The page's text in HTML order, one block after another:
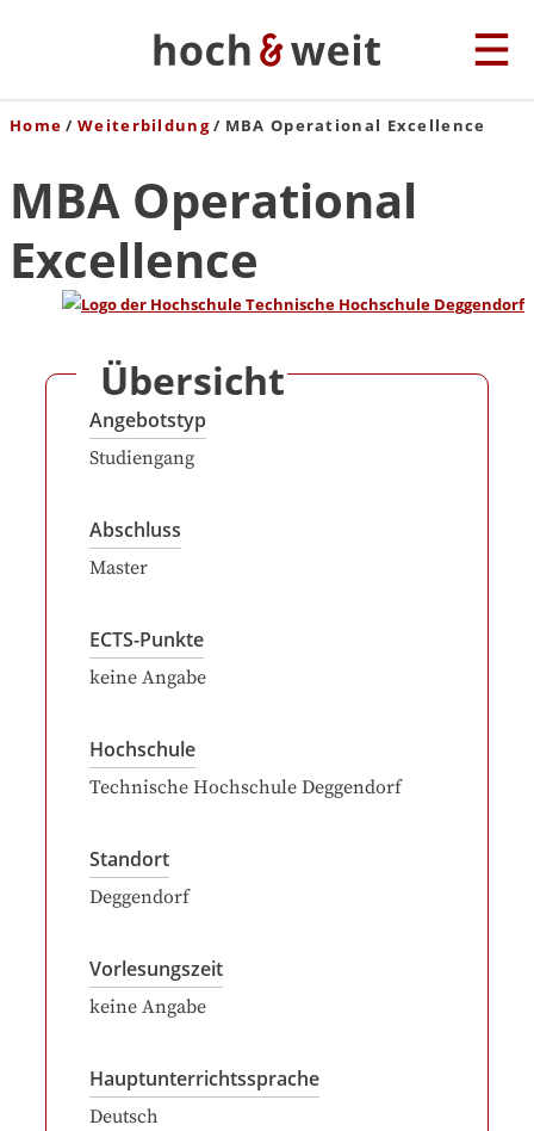
Home Weiterbildung MBA Operational Excellence
MBA Operational
Excellence
Übersicht
Angebotstyp
Studiengang
Abschluss
Master
ECTS-Punkte
keine Angabe
Hochschule
Technische Hochschule Deggendorf
Standort
Deggendorf
Vorlesungszeit
keine Angabe
Hauptunterrichtssprache
Deutsch